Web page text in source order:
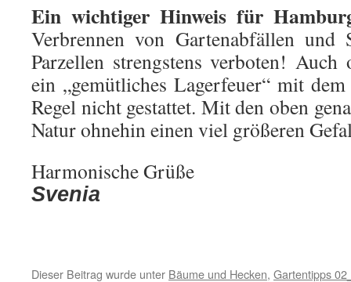
Ein wichtiger Hinweis für
Verbrennen von Gartenabfällen
Parzellen strengstens verboten! Auch
ein „gemütliches Lagerfeuer“ mit
Regel nicht gestattet. Mit den oben
Natur ohnehin einen viel größeren
Harmonische Grüße
Svenia
Dieser Beitrag wurde unter Bäume und Hecken, Gartentipps